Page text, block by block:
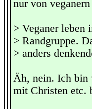
nur von
> Veganer leben
> Randgruppe.
> anders
Äh, nein. Ich bin
mit Christen etc.